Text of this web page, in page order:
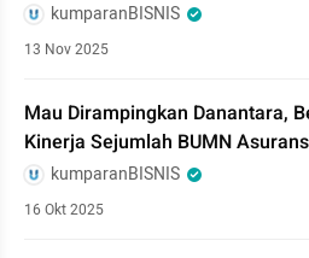
kumparanBISNIS
13 Nov 2025
Mau Dirampingkan Danantara,
Kinerja Sejumlah BUMN
kumparanBISNIS
16 Okt 2025